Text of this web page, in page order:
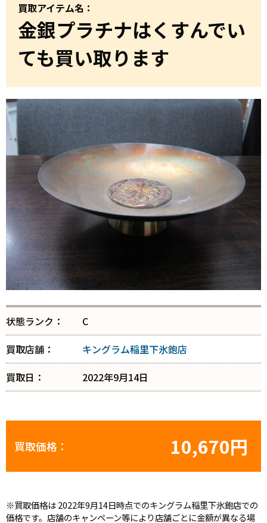
買取アイテム名：
金銀プラチナはくすんでい
ても買い取ります
状態ランク：
C
買取店舗：
キングラム稲里下氷鉋店
買取日：
2022年9月14日
買取価格： 10,670円
※買取価格は 2022年9月14日時点でのキングラム稲里下氷鉋店での
価格です。店舗のキャンペーン等により店舗ごとに金額が異なる場